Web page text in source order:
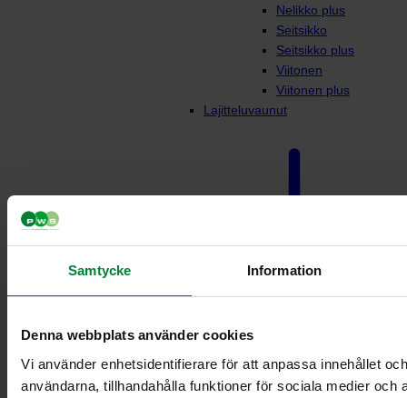
Samtycke Information
Denna webbplats använder cookies
Vi använder enhetsidentifierare för att anpassa innehållet
användarna, tillhandahålla funktioner för sociala medier och
Nelikko plus
Seitsikko
Seitsikko plus
Viitonen
Viitonen plus
Lajitteluvaunut
Vaunut säiliöille 2 x
21-29L